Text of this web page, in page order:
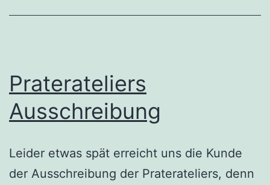
Praterateliers
Ausschreibung
Leider etwas spät erreicht uns die Kunde
der Ausschreibung der Praterateliers, denn